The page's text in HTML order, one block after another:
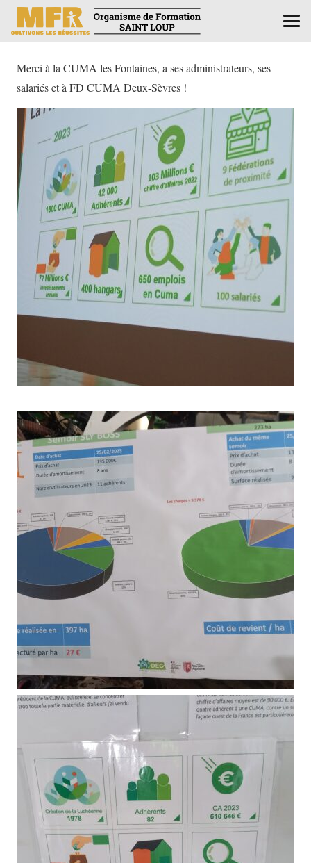
Merci à la CUMA les Fontaines, a ses administrateurs, ses
salariés et à FD CUMA Deux-Sèvres !